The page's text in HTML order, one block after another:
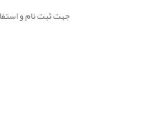
جهت ثبت نام و استفاده از سامانه